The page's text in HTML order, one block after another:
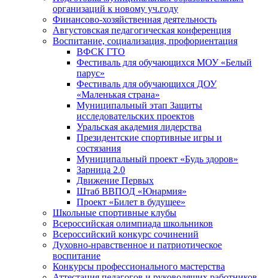
организаций к новому уч.году
Финансово-хозяйственная деятельность
Августовская педагогическая конференция
Воспитание, социализация, профориентация
ВФСК ГТО
Фестиваль для обучающихся МОУ «Белый
парус»
Фестиваль для обучающихся ДОУ
«Маленькая страна»
Муниципальный этап Защиты
исследовательских проектов
Уральская академия лидерства
Президентские спортивные игры и
состязания
Муниципальный проект «Будь здоров»
Зарница 2.0
Движение Первых
Штаб ВВПОД «Юнармия»
Проект «Билет в будущее»
Школьные спортивные клубы
Всероссийская олимпиада школьников
Всероссийский конкурс сочинений
Духовно-нравственное и патриотическое
воспитание
Конкурсы профессионального мастерства